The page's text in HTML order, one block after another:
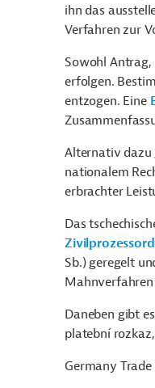
ihn das
Verfahren zur
Sowohl Antrag,
erfolgen.
entzogen. Eine
Alternativ dazu
nationalem
erbrachter
Das
Sb.) geregelt
Mahnverfahren
Daneben gibt
platební rozkaz,
Germany Trade